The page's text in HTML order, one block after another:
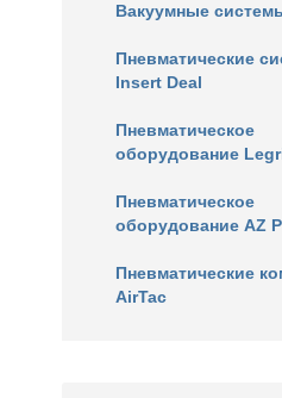
Вакуумные
Пневматические
Insert Deal
Пневматическое
оборудование
Пневматическое
оборудование AZ
Пневматические
AirTac